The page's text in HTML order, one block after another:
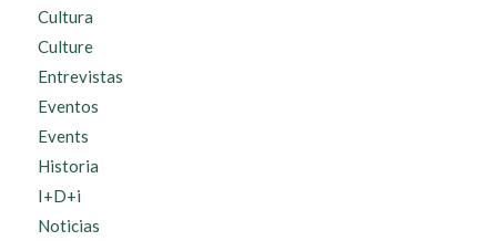
Cultura
Culture
Entrevistas
Eventos
Events
Historia
I+D+i
Noticias